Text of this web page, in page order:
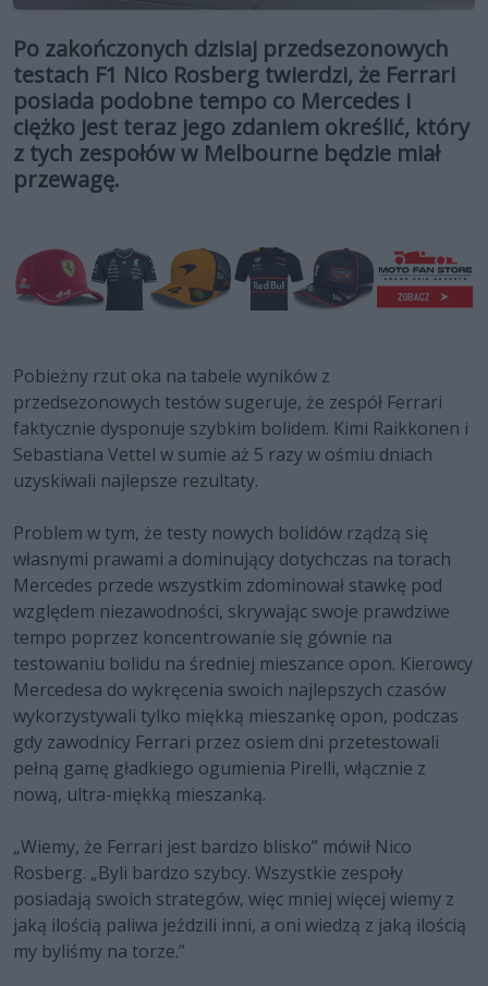
Po zakończonych dzisiaj przedsezonowych
testach F1 Nico Rosberg twierdzi, że Ferrari
posiada podobne tempo co Mercedes i
ciężko jest teraz jego zdaniem określić, który
z tych zespołów w Melbourne będzie miał
przewagę.
Pobieżny rzut oka na tabele wyników z
przedsezonowych testów sugeruje, że zespół Ferrari
faktycznie dysponuje szybkim bolidem. Kimi Raikkonen i
Sebastiana Vettel w sumie aż 5 razy w ośmiu dniach
uzyskiwali najlepsze rezultaty.
Problem w tym, że testy nowych bolidów rządzą się
własnymi prawami a dominujący dotychczas na torach
Mercedes przede wszystkim zdominował stawkę pod
względem niezawodności, skrywając swoje prawdziwe
tempo poprzez koncentrowanie się gównie na
testowaniu bolidu na średniej mieszance opon. Kierowcy
Mercedesa do wykręcenia swoich najlepszych czasów
wykorzystywali tylko miękką mieszankę opon, podczas
gdy zawodnicy Ferrari przez osiem dni przetestowali
pełną gamę gładkiego ogumienia Pirelli, włącznie z
nową, ultra-miękką mieszanką.
„Wiemy, że Ferrari jest bardzo blisko” mówił Nico
Rosberg. „Byli bardzo szybcy. Wszystkie zespoły
posiadają swoich strategów, więc mniej więcej wiemy z
jaką ilością paliwa jeździli inni, a oni wiedzą z jaką ilością
my byliśmy na torze.”